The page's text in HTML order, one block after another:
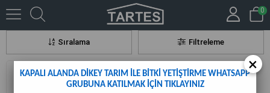
0
Filtreleme
Sıralama
×
KAPALI ALANDA DİKEY TARIM İLE BİTKİ YETİŞTİRME WHATSAPP
GRUBUNA KATILMAK İÇİN TIKLAYINIZ